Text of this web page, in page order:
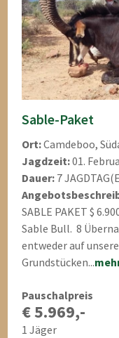
Sable-Paket
Ort:Camdeboo,
Jagdzeit:01.
Dauer: 7
SABLE PAKET $
Sable Bull. 8
entweder auf
Grundstücken...
Pauschalpreis
€ 5.969,-
1 Jäger